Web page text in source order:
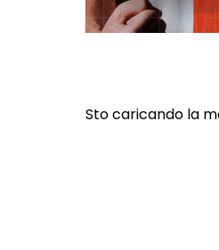
Sto caricando la